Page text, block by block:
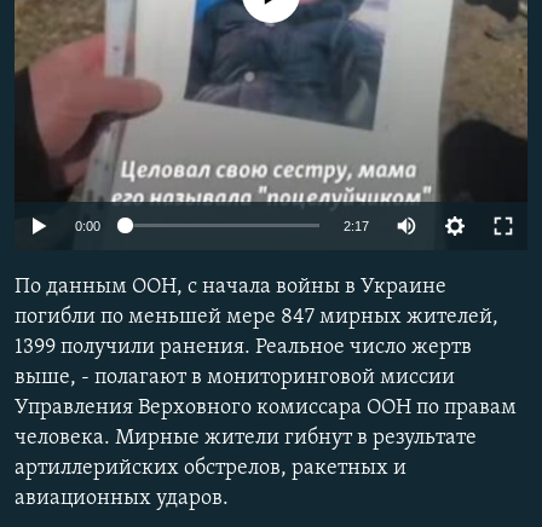
РАСПИСАНИЕ ВЕЩАНИЯ
ПОДПИШИТЕСЬ НА РАССЫЛКУ
СОЦИАЛЬНЫЕ СЕТИ
Все сайты РСЕ/РС
Auto 240p 360p 480p
0:00 2:17
480p
1080p
По данным ООН, с начала войны в Украине
погибли по меньшей мере 847 мирных жителей,
1399 получили ранения. Реальное число жертв
выше, - полагают в мониторинговой миссии
Управления Верховного комиссара ООН по правам
человека. Мирные жители гибнут в результате
артиллерийских обстрелов, ракетных и
авиационных ударов.